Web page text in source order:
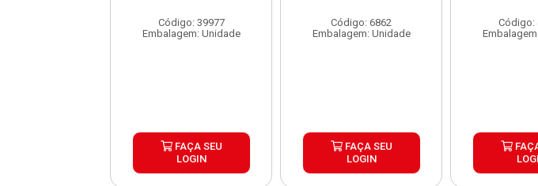
Código: 39977
Embalagem: Unidade
FAÇA SEU
LOGIN
Código: 6862
Embalagem: Unidade
FAÇA SEU
LOGIN
Código: